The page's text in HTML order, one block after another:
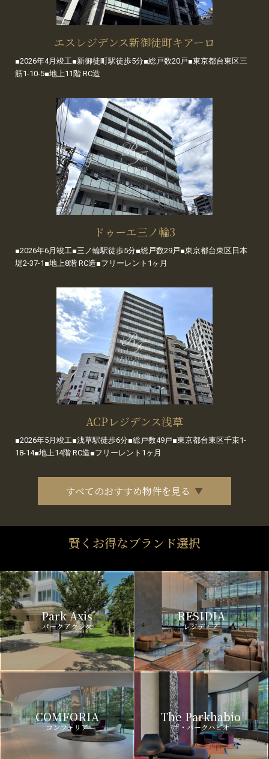
エスレジデンス新御徒町キアーロ
■2026年4月竣工■新御徒町駅徒歩5分■総戸数20戸■東京都台東区三
筋1-10-5■地上11階 RC造
ドゥーエ三ノ輪3
■2026年6月竣工■三ノ輪駅徒歩5分■総戸数29戸■東京都台東区日本
堤2-37-1■地上8階 RC造■フリーレント1ヶ月
ACPレジデンス浅草
■2026年5月竣工■浅草駅徒歩6分■総戸数49戸■東京都台東区千束1-
18-14■地上14階 RC造■フリーレント1ヶ月
すべてのおすすめ物件を見る
賢くお得なブランド選択
Park Axis
パークアクシス
RESIDIA
レジディア
COMFORIA
コンフォリア
The Parkhabio
ザ・パークハビオ